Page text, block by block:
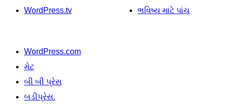
WordPress.tv
ભવિષ્ય માટે પાંચ
WordPress.com
મેટ
બી બી પ્રેસ
બડીપ્રેસ.